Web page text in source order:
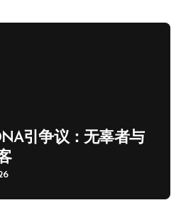
引争议：无辜者与